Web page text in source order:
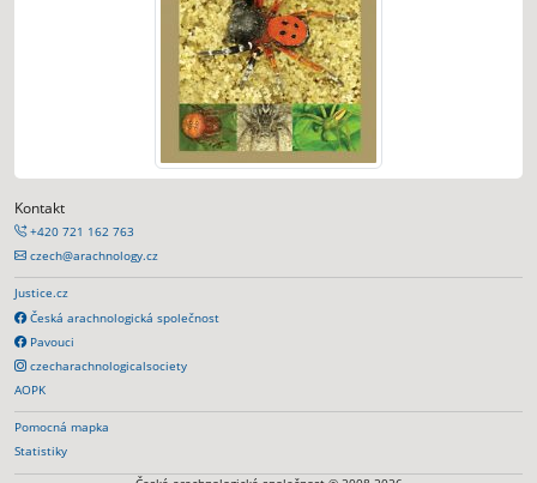
Kontakt
+420 721 162 763
czech@arachnology.cz
Justice.cz
Česká arachnologická společnost
Pavouci
czecharachnologicalsociety
AOPK
Pomocná mapka
Statistiky